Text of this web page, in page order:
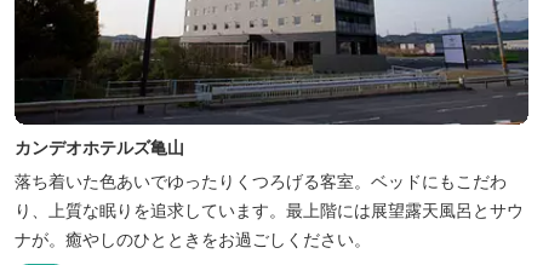
カンデオホテルズ亀山
落ち着いた色あいでゆったりくつろげる客室。ベッドにもこだわ
り、上質な眠りを追求しています。最上階には展望露天風呂とサウ
ナが。癒やしのひとときをお過ごしください。